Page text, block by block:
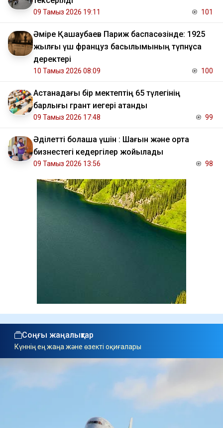
09 Тамыз 2026 19:11 101
Әміре Қашаубаев Париж баспасөзінде: 1925
жылғы үш француз басылымының түпнұсқа
деректері
10 Тамыз 2026 08:09 100
Астанадағы бір мектептің 65 түлегінің
барлығы грант иегері атанды
09 Тамыз 2026 17:48 99
Әділетті болашақ үшін : Шағын және орта
бизнестегі кедергілер жойылады
09 Тамыз 2026 13:56 98
Соңғы жаңалықтар
Күннің ең жаңа және өзекті оқиғалары